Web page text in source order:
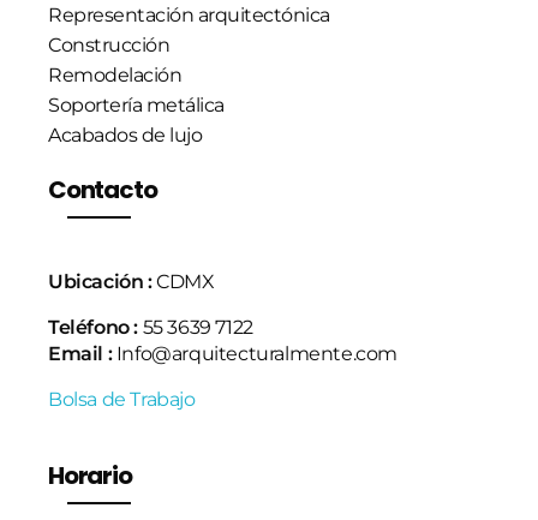
Representación arquitectónica
Construcción
Remodelación
Soportería metálica
Acabados de lujo
Contacto
Ubicación :CDMX
Teléfono : 55 3639 7122
Email :Info@arquitecturalmente.com
Bolsa de Trabajo
Horario